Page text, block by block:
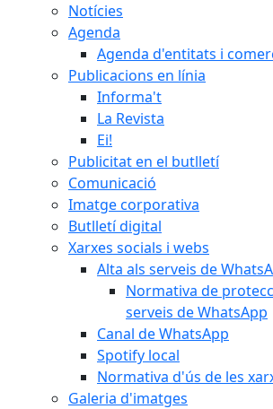
Notícies
Agenda
Agenda d'entitats i
Publicacions en línia
Informa't
La Revista
Ei!
Publicitat en el butlletí
Comunicació
Imatge corporativa
Butlletí digital
Xarxes socials i webs
Alta als serveis de
Normativa de
serveis de WhatsApp
Canal de WhatsApp
Spotify local
Normativa d'ús de les
Galeria d'imatges